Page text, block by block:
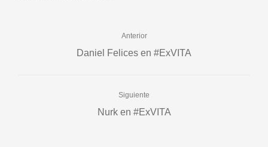
Anterior
Daniel Felices en #ExVITA
Siguiente
Nurk en #ExVITA